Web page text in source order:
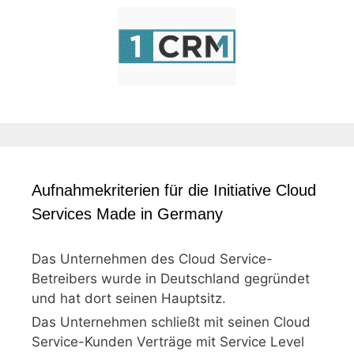
Aufnahmekriterien für die Initiative Cloud
Services Made in Germany
Das Unternehmen des Cloud Service-
Betreibers wurde in Deutschland gegründet
und hat dort seinen Hauptsitz.
Das Unternehmen schließt mit seinen Cloud
Service-Kunden Verträge mit Service Level